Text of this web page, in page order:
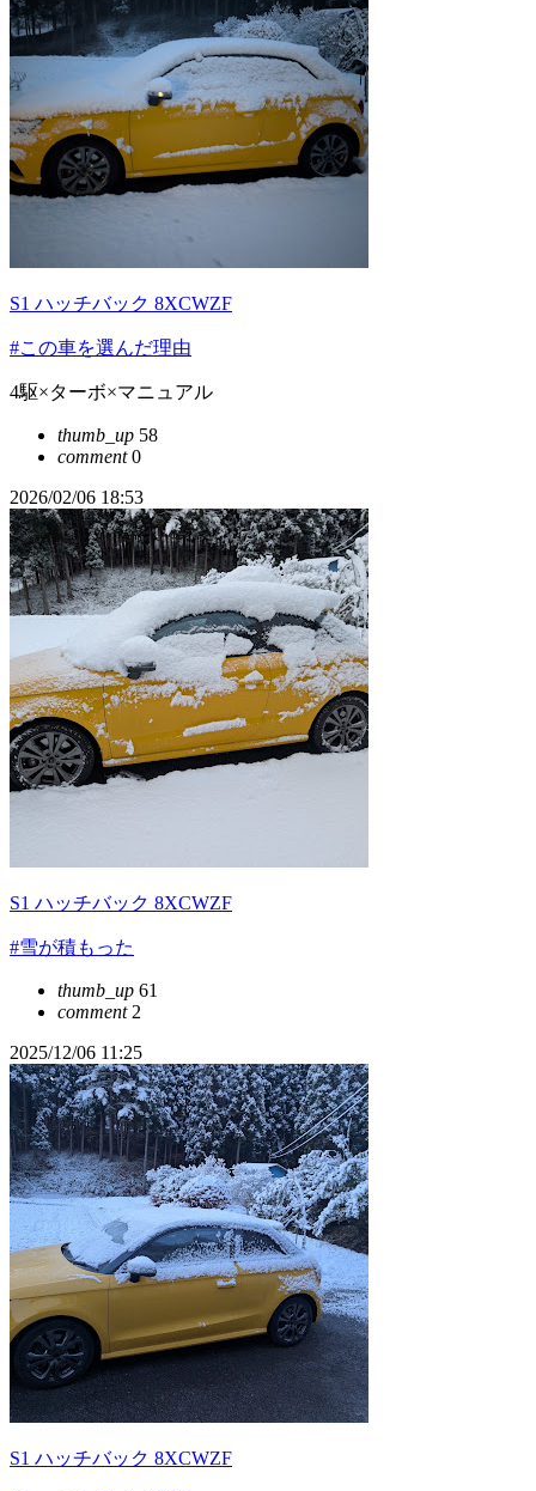
S1 ハッチバック 8XCWZF
#この車を選んだ理由
4駆×ターボ×マニュアル
thumb_up 58
comment0
2026/02/06 18:53
S1 ハッチバック 8XCWZF
#雪が積もった
thumb_up 61
comment2
2025/12/06 11:25
S1 ハッチバック 8XCWZF